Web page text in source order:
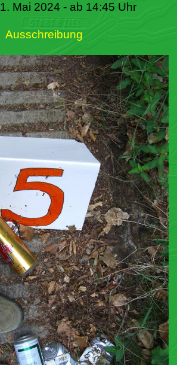
Mai 2024 - ab 14:45 Uhr
Ausschreibung